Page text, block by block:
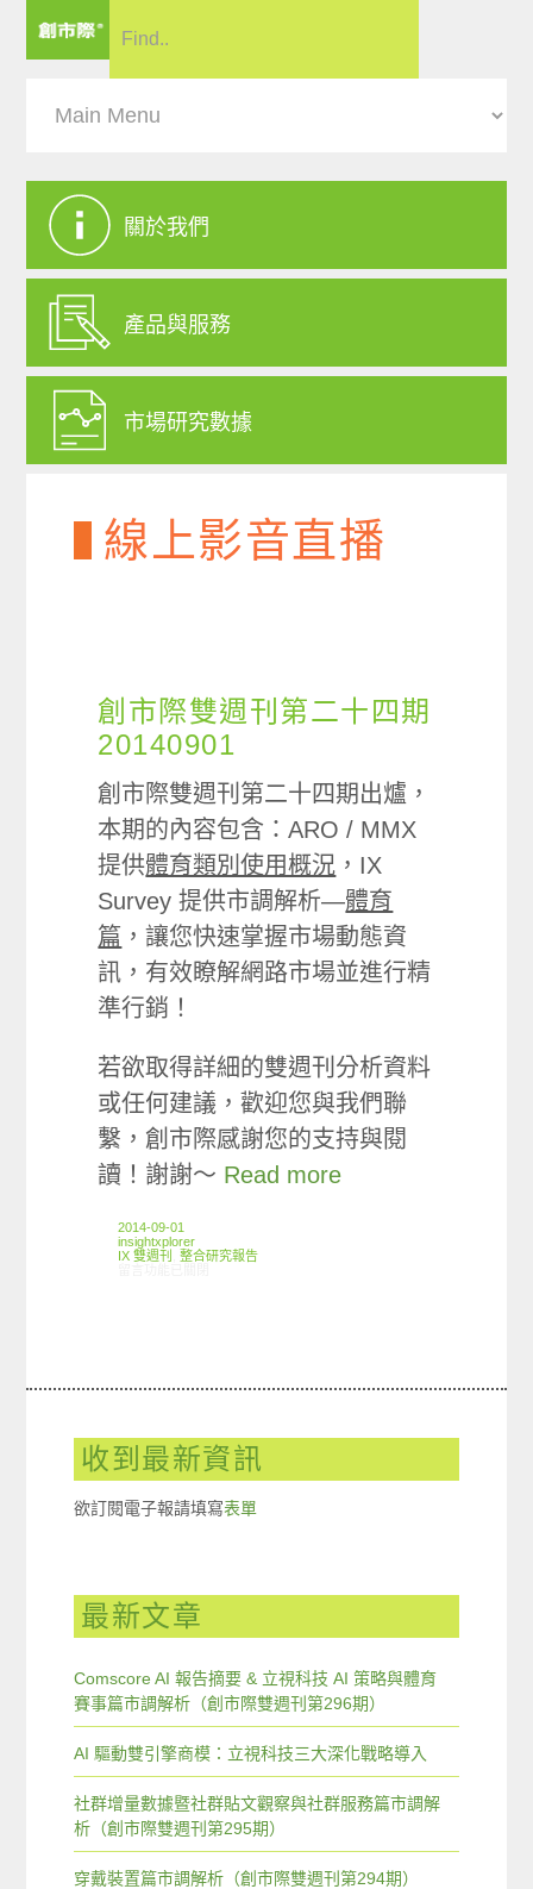
關於我們
產品與服務
市場研究數據
線上影音直播
創市際雙週刊第二十四期
20140901
創市際雙週刊第二十四期出爐，
本期的內容包含：ARO / MMX
提供體育類別使用概況 ，IX
Survey 提供市調解析—體育
篇 ，讓您快速掌握市場動態資
訊，有效瞭解網路市場並進行精
準行銷！
若欲取得詳細的雙週刊分析資料
或任何建議，歡迎您與我們聯
繫，創市際感謝您的支持與閱
讀！謝謝～ Read more
2014-09-01
insightxplorer
IX 雙週刊
,整合研究報告
收到最新資訊
欲訂閱電子報請填寫表單
最新文章
Comscore AI 報告摘要 & 立視科技 AI 策略與體育
賽事篇市調解析（創市際雙週刊第296期）
AI 驅動雙引擎商模：立視科技三大深化戰略導入
社群增量數據暨社群貼文觀察與社群服務篇市調解
析（創市際雙週刊第295期）
穿戴裝置篇市調解析（創市際雙週刊第294期）